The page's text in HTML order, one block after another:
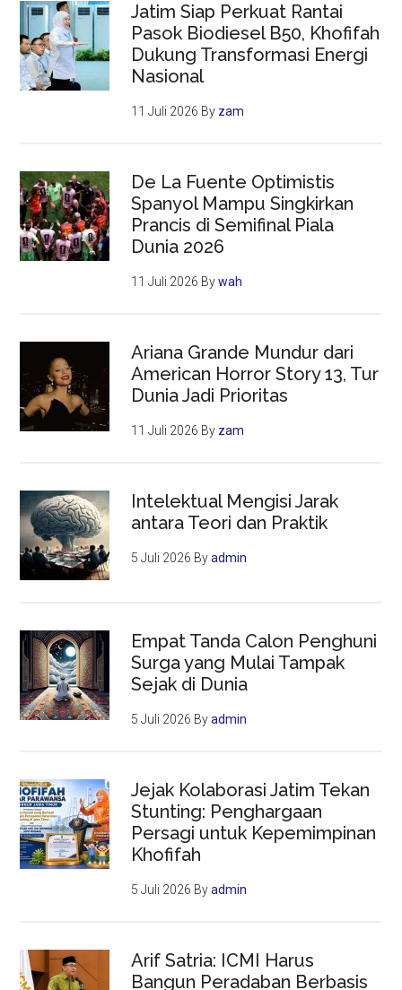
Jatim Siap Perkuat Rantai
Pasok Biodiesel B50, Khofifah
Dukung Transformasi Energi
Nasional
11 Juli 2026 By zam
De La Fuente Optimistis
Spanyol Mampu Singkirkan
Prancis di Semifinal Piala
Dunia 2026
11 Juli 2026 Bywah
Ariana Grande Mundur dari
American Horror Story 13, Tur
Dunia Jadi Prioritas
11 Juli 2026 By zam
Intelektual Mengisi Jarak
antara Teori dan Praktik
5 Juli 2026 Byadmin
Empat Tanda Calon Penghuni
Surga yang Mulai Tampak
Sejak di Dunia
5 Juli 2026 Byadmin
Jejak Kolaborasi Jatim Tekan
Stunting: Penghargaan
Persagi untuk Kepemimpinan
Khofifah
5 Juli 2026 Byadmin
Arif Satria: ICMI Harus
Bangun Peradaban Berbasis